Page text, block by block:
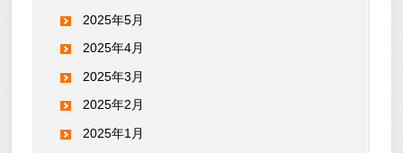
2025年5月
2025年4月
2025年3月
2025年2月
2025年1月